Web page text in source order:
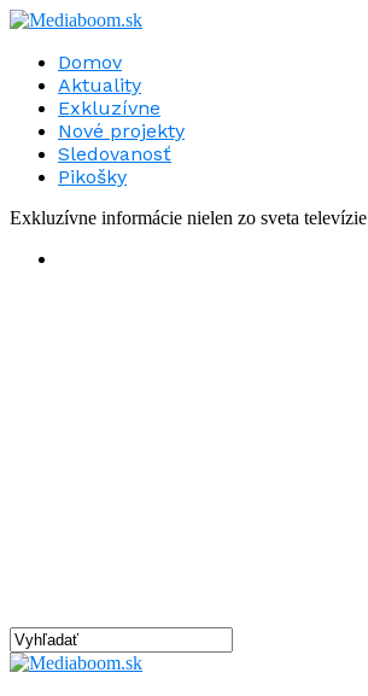
Domov
Aktuality
Exkluzívne
Nové projekty
Sledovanosť
Pikošky
Exkluzívne informácie nielen zo sveta televízie